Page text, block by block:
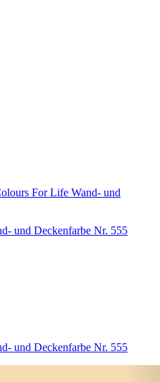
For Life Wand- und
und Deckenfarbe Nr. 555
und Deckenfarbe Nr. 555